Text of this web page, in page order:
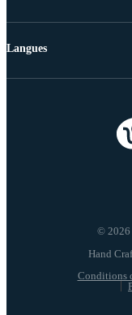
© 2026
Conditions
Langues